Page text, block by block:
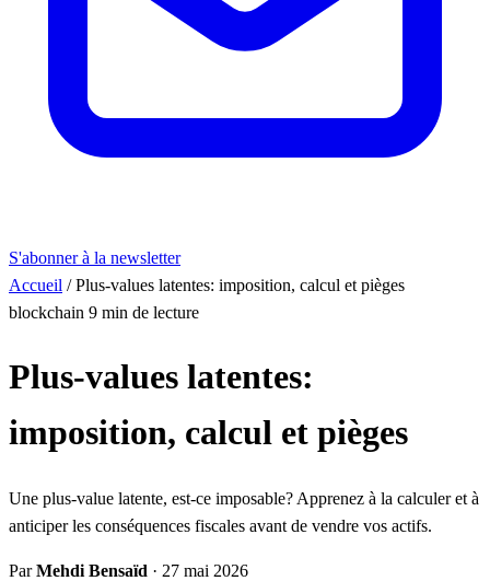
S'abonner à la newsletter
Accueil / Plus-values latentes: imposition, calcul et pièges
blockchain 9 min de lecture
Plus-values latentes:
imposition, calcul et pièges
Une plus-value latente, est-ce imposable? Apprenez à la calculer et à
anticiper les conséquences fiscales avant de vendre vos actifs.
ParMehdi Bensaïd · 27 mai 2026